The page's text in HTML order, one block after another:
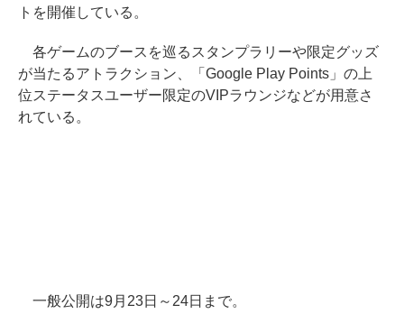
トを開催している。
各ゲームのブースを巡るスタンプラリーや限定グッズ
が当たるアトラクション、「Google Play Points」の上
位ステータスユーザー限定のVIPラウンジなどが用意さ
れている。
一般公開は9月23日～24日まで。